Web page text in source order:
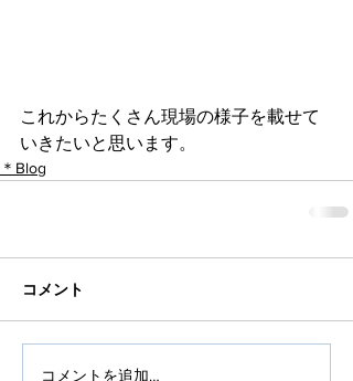
これからたくさん現場の様子を載せて
いきたいと思います。
＊Blog
コメント
コメントを追加…